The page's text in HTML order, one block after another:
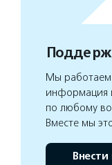
Мы
информация
по любому
Вместе мы
Внести